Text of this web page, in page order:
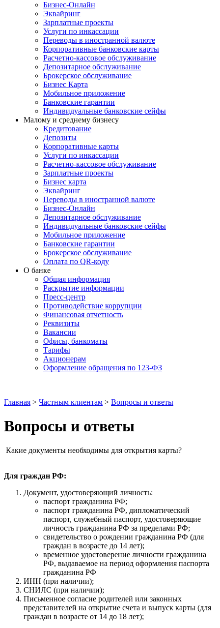
Бизнес-Онлайн
Эквайринг
Зарплатные проекты
Услуги по инкассации
Переводы в иностранной валюте
Корпоративные банковские карты
Расчетно-кассовое обслуживание
Депозитарное обслуживание
Брокерское обслуживание
Бизнес Карта
Мобильное приложение
Банковские гарантии
Индивидуальные банковские сейфы
Малому и среднему бизнесу
Кредитование
Депозиты
Корпоративные карты
Услуги по инкассации
Расчетно-кассовое обслуживание
Зарплатные проекты
Бизнес карта
Эквайринг
Переводы в иностранной валюте
Бизнес-Онлайн
Депозитарное обслуживание
Индивидуальные банковские сейфы
Мобильное приложение
Банковские гарантии
Брокерское обслуживание
Оплата по QR-коду
О банке
Общая информация
Раскрытие информации
Пресс-центр
Противодействие коррупции
Финансовая отчетность
Реквизиты
Вакансии
Офисы, банкоматы
Тарифы
Акционерам
Оформление обращения по 123-ФЗ
Главная > Частным клиентам > Вопросы и ответы
Вопросы и ответы
Какие документы необходимы для открытия карты?
Для граждан РФ:
Документ, удостоверяющий личность:
паспорт гражданина РФ;
паспорт гражданина РФ, дипломатический
паспорт, служебный паспорт, удостоверяющие
личность гражданина РФ за пределами РФ;
свидетельство о рождении гражданина РФ (для
граждан в возрасте до 14 лет);
временное удостоверение личности гражданина
РФ, выдаваемое на период оформления паспорта
гражданина РФ
ИНН (при наличии);
СНИЛС (при наличии);
Письменное согласие родителей или законных
представителей на открытие счета и выпуск карты (для
граждан в возрасте от 14 до 18 лет);